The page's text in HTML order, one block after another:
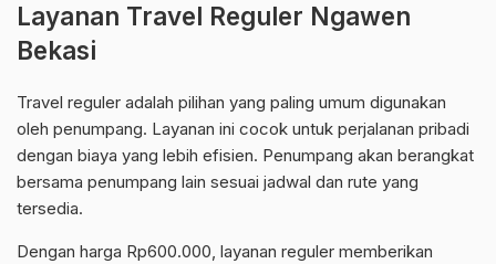
Layanan Travel Reguler Ngawen
Bekasi
Travel reguler adalah pilihan yang paling umum digunakan
oleh penumpang. Layanan ini cocok untuk perjalanan pribadi
dengan biaya yang lebih efisien. Penumpang akan berangkat
bersama penumpang lain sesuai jadwal dan rute yang
tersedia.
Dengan harga Rp600.000, layanan reguler memberikan